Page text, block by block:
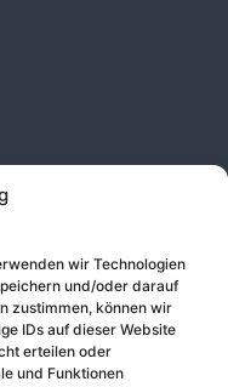
wir Technologien
und/oder darauf
zustimmen, können wir
IDs auf dieser Website
erteilen oder
und Funktionen